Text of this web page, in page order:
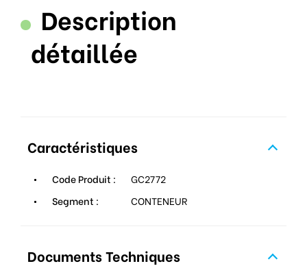
Description
détaillée
Caractéristiques
Code Produit :
GC2772
Segment :
CONTENEUR
Documents Techniques